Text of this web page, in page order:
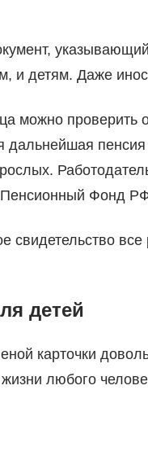
указывающий
и детям. Даже
можно
дальнейшая
Фонд
свидетельство
детей
карточки
любого